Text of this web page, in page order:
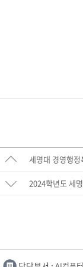
세명대 경영행
2024학년도 세